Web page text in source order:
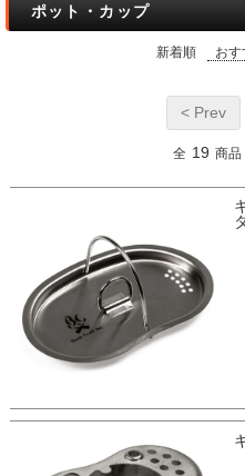
ポット・カップ
新着順 おす
< Prev
全 19 商品